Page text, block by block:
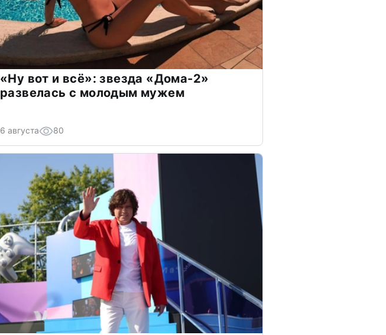
«Ну вот и всё»: звезда «Дома-2»
развелась с молодым мужем
6 августа 80